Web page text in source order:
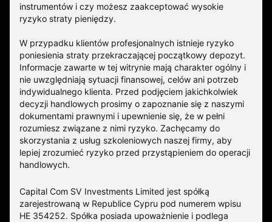
instrumentów i czy możesz zaakceptować wysokie
ryzyko straty pieniędzy.
W przypadku klientów profesjonalnych istnieje ryzyko
poniesienia straty przekraczającej początkowy depozyt.
Informacje zawarte w tej witrynie mają charakter ogólny i
nie uwzględniają sytuacji finansowej, celów ani potrzeb
indywidualnego klienta. Przed podjęciem jakichkolwiek
decyzji handlowych prosimy o zapoznanie się z naszymi
dokumentami prawnymi i upewnienie się, że w pełni
rozumiesz związane z nimi ryzyko. Zachęcamy do
skorzystania z usług szkoleniowych naszej firmy, aby
lepiej zrozumieć ryzyko przed przystąpieniem do operacji
handlowych.
Capital Com SV Investments Limited jest spółką
zarejestrowaną w Republice Cypru pod numerem wpisu
HE 354252. Spółka posiada upoważnienie i podlega